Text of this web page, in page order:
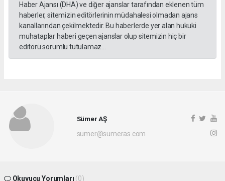
Haber Ajansı (DHA) ve diğer ajanslar tarafından eklenen tüm
haberler, sitemizin editörlerinin müdahalesi olmadan ajans
kanallarından çekilmektedir. Bu haberlerde yer alan hukuki
muhataplar haberi geçen ajanslar olup sitemizin hiç bir
editörü sorumlu tutulamaz...
Sümer AŞ
sumer@sumeras.com
Okuyucu Yorumları (0)